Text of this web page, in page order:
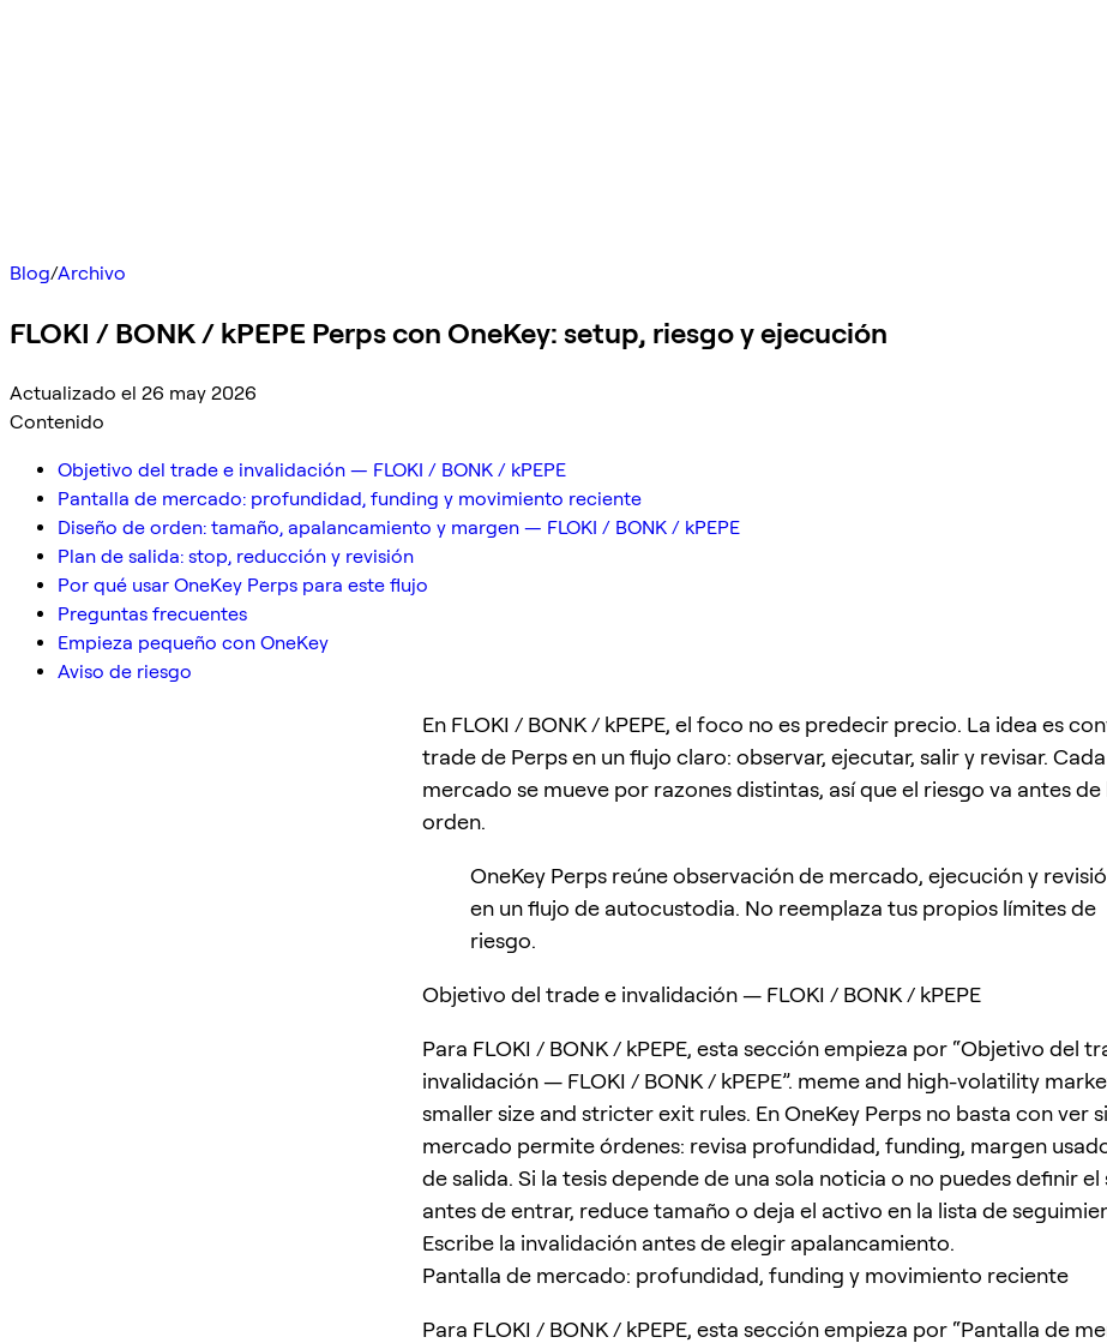
Blog/Archivo
FLOKI / BONK / kPEPE Perps con OneKey: setup, riesgo y ejecución
Actualizado el 26 may 2026
Contenido
Objetivo del trade e invalidación — FLOKI / BONK / kPEPE
Pantalla de mercado: profundidad, funding y movimiento reciente
Diseño de orden: tamaño, apalancamiento y margen — FLOKI / BONK / kPEPE
Plan de salida: stop, reducción y revisión
Por qué usar OneKey Perps para este flujo
Preguntas frecuentes
Empieza pequeño con OneKey
Aviso de riesgo
En FLOKI / BONK / kPEPE, el foco no es predecir precio. La idea es
trade de Perps en un flujo claro: observar, ejecutar, salir y revisar. Cada
mercado se mueve por razones distintas, así que el riesgo va antes de
orden.
OneKey Perps reúne observación de mercado, ejecución y
en un flujo de autocustodia. No reemplaza tus propios límites de
riesgo.
Objetivo del trade e invalidación — FLOKI / BONK / kPEPE
Para FLOKI / BONK / kPEPE, esta sección empieza por “Objetivo del
invalidación — FLOKI / BONK / kPEPE”. meme and high-volatility
smaller size and stricter exit rules. En OneKey Perps no basta con ver
mercado permite órdenes: revisa profundidad, funding, margen
de salida. Si la tesis depende de una sola noticia o no puedes definir
antes de entrar, reduce tamaño o deja el activo en la lista de
Escribe la invalidación antes de elegir apalancamiento.
Pantalla de mercado: profundidad, funding y movimiento reciente
Para FLOKI / BONK / kPEPE, esta sección empieza por “Pantalla de